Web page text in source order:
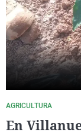
AGRICULTURA
En